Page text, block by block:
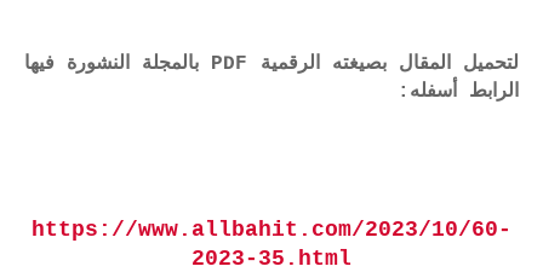
لتحميل المقال بصيغته الرقمية PDF بالمجلة النشورة فيها
الرابط أسفله:
https://www.allbahit.com/2023/10/60-
2023-35.html